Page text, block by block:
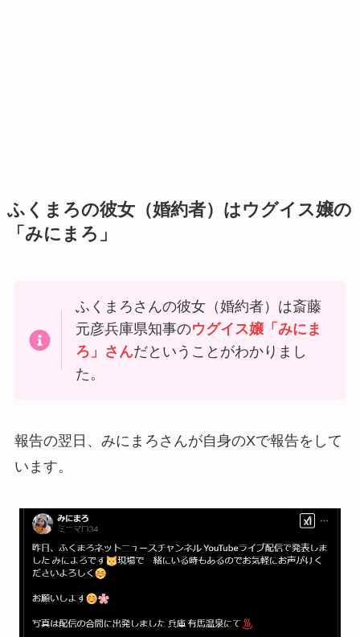
ふくまろの彼女（婚約者）はウグイス嬢の
「みにまろ」
ふくまろさんの彼女（婚約者）は斎藤
元彦兵庫県知事のウグイス嬢「みにま
ろ」さんだということがわかりまし
た。
報告の翌日、みにまろさんが自身のXで報告をして
います。